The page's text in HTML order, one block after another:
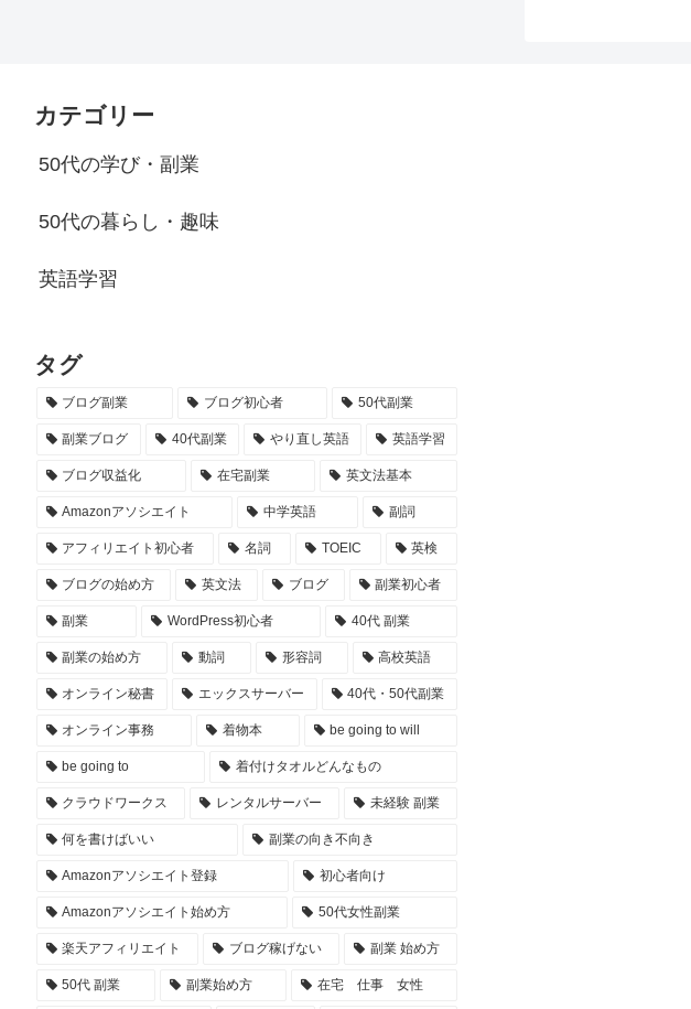
カテゴリー
50代の学び・副業
50代の暮らし・趣味
英語学習
タグ
ブログ副業 ブログ初心者 50代副業
副業ブログ 40代副業 やり直し英語 英語学習
ブログ収益化 在宅副業 英文法基本
Amazonアソシエイト 中学英語 副詞
アフィリエイト初心者 名詞 TOEIC 英検
ブログの始め方 英文法 ブログ 副業初心者
副業 WordPress初心者 40代 副業
副業の始め方 動詞 形容詞 高校英語
オンライン秘書 エックスサーバー 40代・50代副業
オンライン事務 着物本 be going to will
be going to 着付けタオルどんなもの
クラウドワークス レンタルサーバー 未経験 副業
何を書けばいい 副業の向き不向き
Amazonアソシエイト登録 初心者向け
Amazonアソシエイト始め方 50代女性副業
楽天アフィリエイト ブログ稼げない 副業 始め方
50代 副業 副業始め方 在宅 仕事 女性